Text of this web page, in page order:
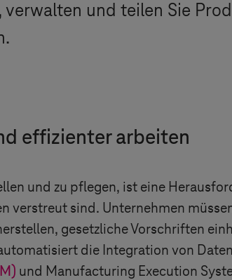
und teilen Sie
effizienter arbeiten
und zu pflegen, ist eine
verstreut sind. Unternehmen
gesetzliche Vorschriften
die Integration von
und Manufacturing Execution